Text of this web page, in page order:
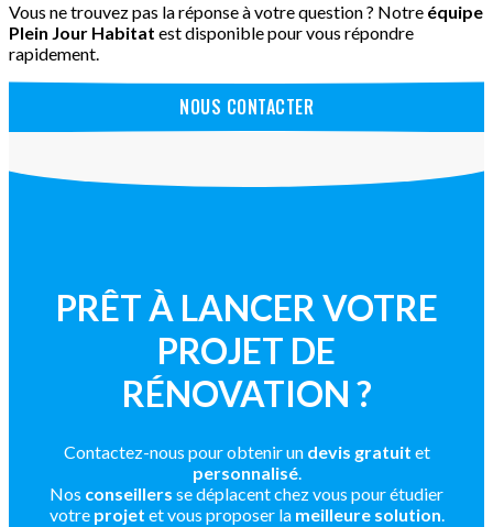
Vous ne trouvez pas la réponse à votre question ? Notre équipe
Plein Jour Habitat est disponible pour vous répondre
rapidement.
NOUS CONTACTER
PRÊT À LANCER VOTRE
PROJET DE
RÉNOVATION ?
Contactez-nous pour obtenir un devis gratuit et
personnalisé.
Nos conseillers se déplacent chez vous pour étudier
votre projet et vous proposer la meilleure solution.